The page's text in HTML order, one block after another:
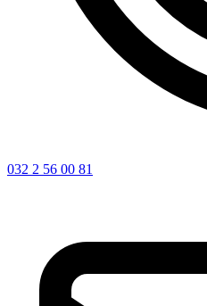
032 2 56 00 81